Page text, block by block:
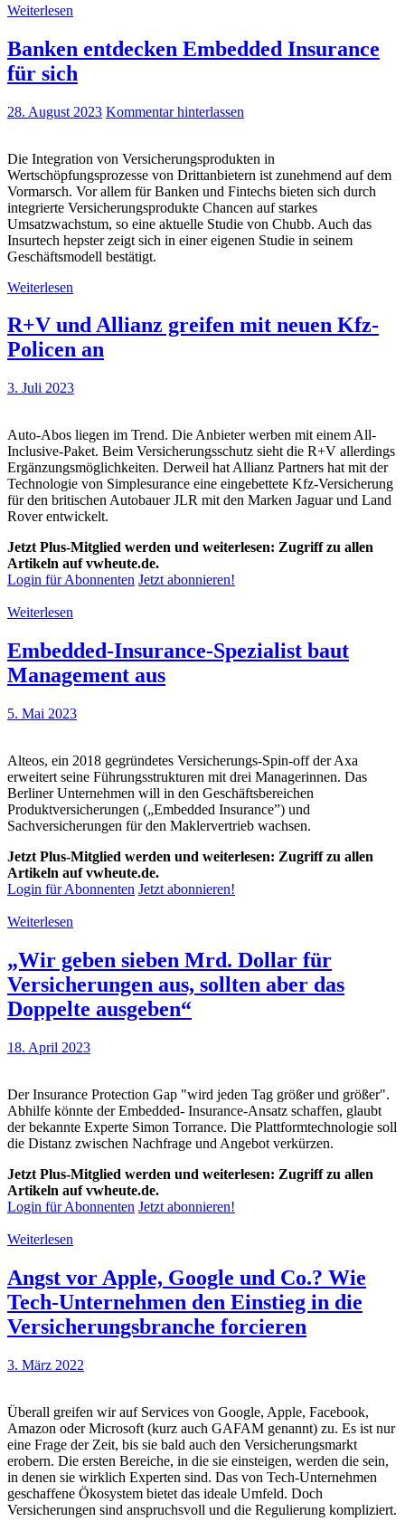
Weiterlesen
Banken entdecken Embedded Insurance
für sich
28. August 2023 Kommentar hinterlassen
Die Integration von Versicherungsprodukten in
Wertschöpfungsprozesse von Drittanbietern ist zunehmend auf dem
Vormarsch. Vor allem für Banken und Fintechs bieten sich durch
integrierte Versicherungsprodukte Chancen auf starkes
Umsatzwachstum, so eine aktuelle Studie von Chubb. Auch das
Insurtech hepster zeigt sich in einer eigenen Studie in seinem
Geschäftsmodell bestätigt.
Weiterlesen
R+V und Allianz greifen mit neuen Kfz-
Policen an
3. Juli 2023
Auto-Abos liegen im Trend. Die Anbieter werben mit einem All-
Inclusive-Paket. Beim Versicherungsschutz sieht die R+V allerdings
Ergänzungsmöglichkeiten. Derweil hat Allianz Partners hat mit der
Technologie von Simplesurance eine eingebettete Kfz-Versicherung
für den britischen Autobauer JLR mit den Marken Jaguar und Land
Rover entwickelt.
Jetzt Plus-Mitglied werden und weiterlesen: Zugriff zu allen
Artikeln auf vwheute.de.
Login für Abonnenten Jetzt abonnieren!
Weiterlesen
Embedded-Insurance-Spezialist baut
Management aus
5. Mai 2023
Alteos, ein 2018 gegründetes Versicherungs-Spin-off der Axa
erweitert seine Führungsstrukturen mit drei Managerinnen. Das
Berliner Unternehmen will in den Geschäftsbereichen
Produktversicherungen („Embedded Insurance”) und
Sachversicherungen für den Maklervertrieb wachsen.
Jetzt Plus-Mitglied werden und weiterlesen: Zugriff zu allen
Artikeln auf vwheute.de.
Login für Abonnenten Jetzt abonnieren!
Weiterlesen
„Wir geben sieben Mrd. Dollar für
Versicherungen aus, sollten aber das
Doppelte ausgeben“
18. April 2023
Der Insurance Protection Gap "wird jeden Tag größer und größer".
Abhilfe könnte der Embedded- Insurance-Ansatz schaffen, glaubt
der bekannte Experte Simon Torrance. Die Plattformtechnologie soll
die Distanz zwischen Nachfrage und Angebot verkürzen.
Jetzt Plus-Mitglied werden und weiterlesen: Zugriff zu allen
Artikeln auf vwheute.de.
Login für Abonnenten Jetzt abonnieren!
Weiterlesen
Angst vor Apple, Google und Co.? Wie
Tech-Unternehmen den Einstieg in die
Versicherungsbranche forcieren
3. März 2022
Überall greifen wir auf Services von Google, Apple, Facebook,
Amazon oder Microsoft (kurz auch GAFAM genannt) zu. Es ist nur
eine Frage der Zeit, bis sie bald auch den Versicherungsmarkt
erobern. Die ersten Bereiche, in die sie einsteigen, werden die sein,
in denen sie wirklich Experten sind. Das von Tech-Unternehmen
geschaffene Ökosystem bietet das ideale Umfeld. Doch
Versicherungen sind anspruchsvoll und die Regulierung kompliziert.